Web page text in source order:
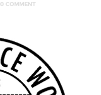
0 COMMENT